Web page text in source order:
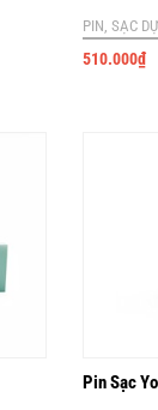
PIN, SẠC
510.000₫
Pin Sạc